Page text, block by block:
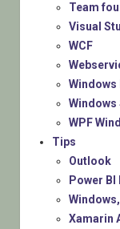
Team
Visual
WCF
Windows
Windows
WPF
Tips
Outlook
Power
Xamarin